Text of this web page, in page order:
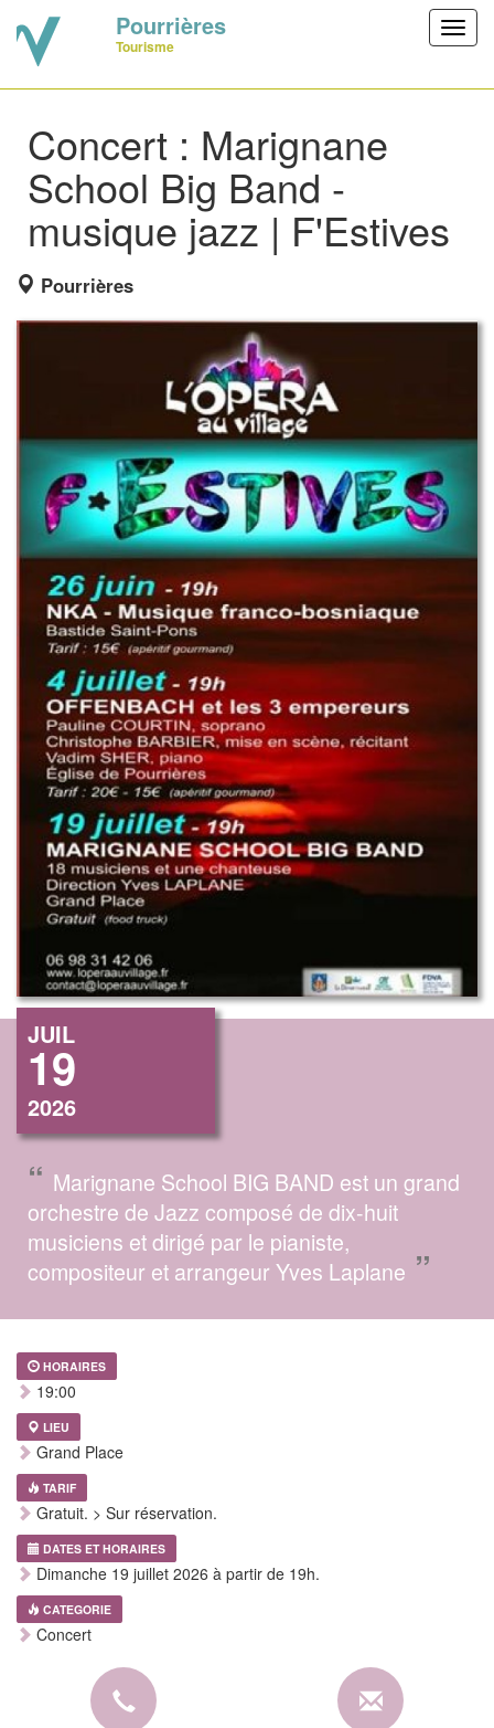
Pourrières
Tourisme
Concert : Marignane
School Big Band -
musique jazz | F'Estives
Pourrières
JUIL
19
2026
“ Marignane School BIG BAND est un grand
orchestre de Jazz composé de dix-huit
musiciens et dirigé par le pianiste,
compositeur et arrangeur Yves Laplane ”
HORAIRES
19:00
LIEU
Grand Place
TARIF
Gratuit. > Sur réservation.
DATES ET HORAIRES
Dimanche 19 juillet 2026 à partir de 19h.
CATEGORIE
Concert